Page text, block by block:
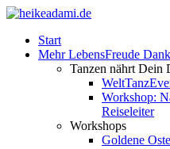
Start
Mehr LebensFreude Dank
Tanzen nährt Dein
Workshop:
Reiseleiter
Workshops
Goldene